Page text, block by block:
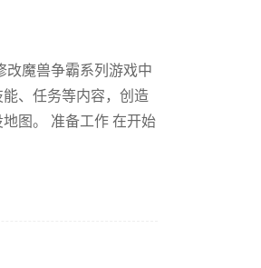
魔兽争霸系列游戏中
、任务等内容，创造
图。 准备工作 在开始